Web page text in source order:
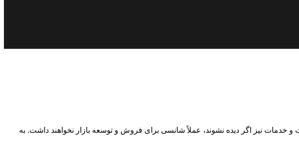
و خدمات نیز اگر دیده نشوند، عملاً شانسی برای فروش و توسعه بازار نخواهند داشت. به